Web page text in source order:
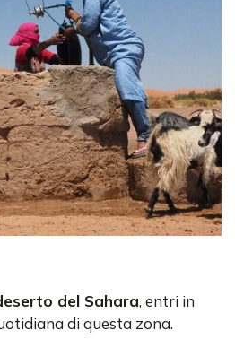
del Sahara, entri in
di questa zona.